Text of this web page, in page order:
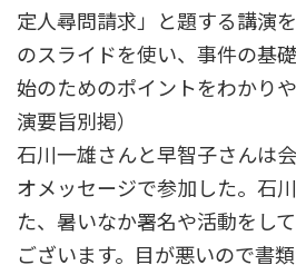
定人尋問請求」と題する講演
のスライドを使い、事件の基
始のためのポイントをわかり
演要旨別掲）
石川一雄さんと早智子さんは
オメッセージで参加した。石
た、暑いなか署名や活動をし
ございます。目が悪いので書